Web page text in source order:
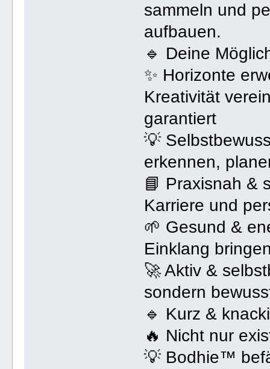
sammeln und
aufbauen.
🔹 Deine
✨ Horizonte
Kreativität
garantiert
💡
erkennen,
📘 Praxisnah &
Karriere und
🌱 Gesund &
Einklang
🚀 Aktiv &
sondern
🔹 Kurz &
🔥 Nicht nur
💡 Bodhie™